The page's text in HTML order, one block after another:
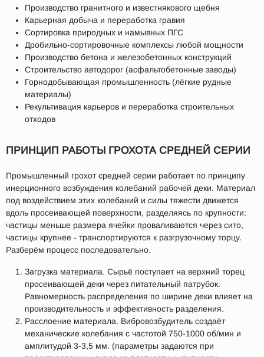
Производство гранитного и известнякового щебня
Карьерная добыча и переработка гравия
Сортировка природных и намывных ПГС
Дробильно-сортировочные комплексы любой мощности
Производство бетона и железобетонных конструкций
Строительство автодорог (асфальтобетонные заводы)
Горнодобывающая промышленность (лёгкие рудные
материалы)
Рекультивация карьеров и переработка строительных
отходов
ПРИНЦИП РАБОТЫ ГРОХОТА СРЕДНЕЙ СЕРИИ
Промышленный грохот средней серии работает по принципу
инерционного возбуждения колебаний рабочей деки. Материал
под воздействием этих колебаний и силы тяжести движется
вдоль просеивающей поверхности, разделяясь по крупности:
частицы меньше размера ячейки проваливаются через сито,
частицы крупнее - транспортируются к разгрузочному торцу.
Разберём процесс последовательно.
Загрузка материала. Сырьё поступает на верхний торец
просеивающей деки через питательный патрубок.
Равномерность распределения по ширине деки влияет на
производительность и эффективность разделения.
Расслоение материала. Вибровозбудитель создаёт
механические колебания с частотой 750-1000 об/мин и
амплитудой 3-3,5 мм. (параметры задаются при